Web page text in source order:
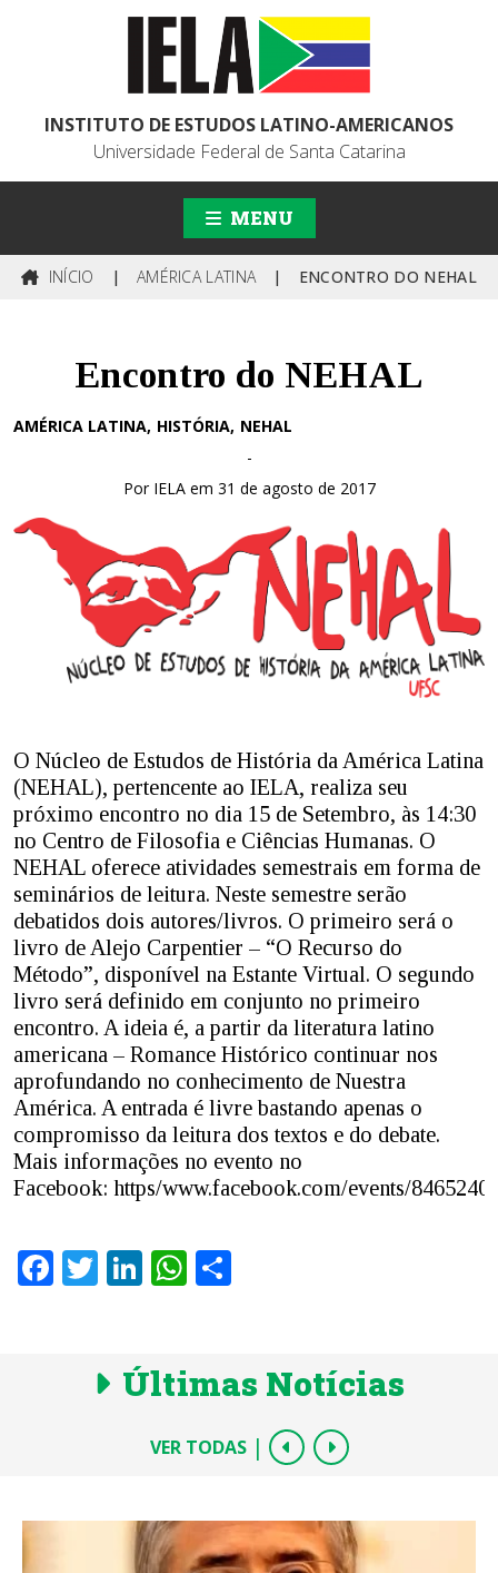
INSTITUTO DE ESTUDOS LATINO-AMERICANOS
Universidade Federal de Santa Catarina
MENU
INÍCIO | AMÉRICA LATINA | ENCONTRO DO NEHAL
Encontro do NEHAL
AMÉRICA LATINA HISTÓRIA NEHAL
-
Por IELA em 31 de agosto de 2017
O Núcleo de Estudos de História da América Latina
(NEHAL), pertencente ao IELA, realiza seu
próximo encontro no dia 15 de Setembro, às 14:30
no Centro de Filosofia e Ciências Humanas. O
NEHAL oferece atividades semestrais em forma de
seminários de leitura. Neste semestre serão
debatidos dois autores/livros. O primeiro será o
livro de Alejo Carpentier – “O Recurso do
Método”, disponível na Estante Virtual. O segundo
livro será definido em conjunto no primeiro
encontro. A ideia é, a partir da literatura latino
americana – Romance Histórico continuar nos
aprofundando no conhecimento de Nuestra
América. A entrada é livre bastando apenas o
compromisso da leitura dos textos e do debate.
Mais informações no evento no
Facebook: https/www.facebook.com/events/
Facebook
Twitter
LinkedInWhatsApp
Últimas Notícias
VER TODAS |